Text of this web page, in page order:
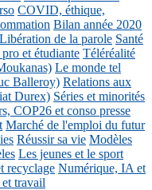
COVID, éthique,
Bilan année 2020
Libération de la parole Santé
et étudiante Téléréalité
Le monde tel
Balleroy) Relations aux
Durex) Séries et minorités
COP26 et conso presse
Marché de l'emploi du futur
Réussir sa vie Modèles
Les jeunes et le sport
recyclage Numérique, IA et
travail